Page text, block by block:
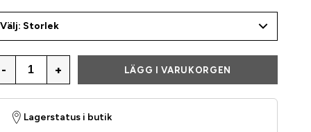
Välj: Storlek
- + LÄGG I VARUKORGEN
Lagerstatus i butik